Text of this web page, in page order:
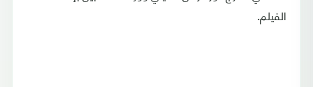
الفيلم.